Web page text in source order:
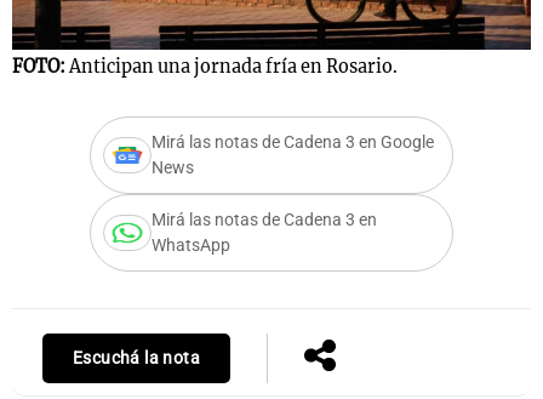
FOTO:Anticipan una jornada fría en Rosario.
Mirá las notas de Cadena 3 en Google
News
Mirá las notas de Cadena 3 en
WhatsApp
Escuchá la nota
Mundial 2026
La Sole en
Cadena 3